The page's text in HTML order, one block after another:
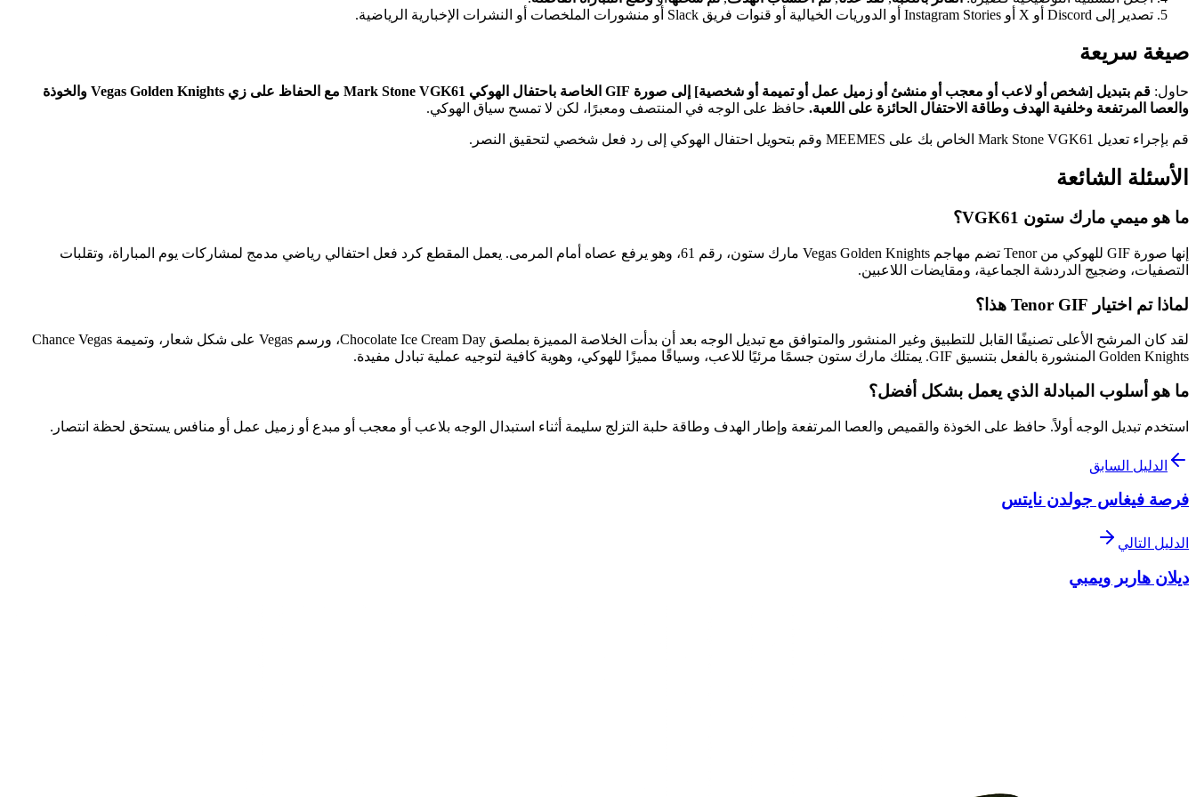
تصدير إلى Discord أو X أو Instagram Stories أو الدوريات الخيالية أو قنوات فريق Slack أو منشورات الملخصات أو النشرات الإخبارية الرياضية.
صيغة سريعة
حاول:
قم بتبديل [شخص أو لاعب أو معجب أو منشئ أو زميل عمل أو تميمة أو شخصية] إلى صورة GIF الخاصة باحتفال الهوكي Mark Stone VGK61 مع الحفاظ على زي Vegas Golden Knights والخوذة
والعصا المرتفعة وخلفية الهدف وطاقة الاحتفال الحائزة على اللعبة. حافظ على الوجه في المنتصف ومعبرًا، لكن لا تمسح سياق الهوكي.
قم بإجراء تعديل Mark Stone VGK61 الخاص بك على MEEMES وقم بتحويل احتفال الهوكي إلى رد فعل شخصي لتحقيق النصر.
الأسئلة الشائعة
ما هو ميمي مارك ستون VGK61؟
إنها صورة GIF للهوكي من Tenor تضم مهاجم Vegas Golden Knights مارك ستون، رقم 61، وهو يرفع عصاه أمام المرمى. يعمل المقطع كرد فعل احتفالي رياضي مدمج لمشاركات يوم المباراة، وتقلبات
التصفيات، وضجيج الدردشة الجماعية، ومقايضات اللاعبين.
لماذا تم اختيار Tenor GIF هذا؟
لقد كان المرشح الأعلى تصنيفًا القابل للتطبيق وغير المنشور والمتوافق مع تبديل الوجه بعد أن بدأت الخلاصة المميزة بملصق Chocolate Ice Cream Day، ورسم Vegas على شكل شعار، وتميمة Chance Vegas
Golden Knights المنشورة بالفعل بتنسيق GIF. يمتلك مارك ستون جسمًا مرئيًا للاعب، وسياقًا مميزًا للهوكي، وهوية كافية لتوجيه عملية تبادل مفيدة.
ما هو أسلوب المبادلة الذي يعمل بشكل أفضل؟
استخدم تبديل الوجه أولاً. حافظ على الخوذة والقميص والعصا المرتفعة وإطار الهدف وطاقة حلبة التزلج سليمة أثناء استبدال الوجه بلاعب أو معجب أو مبدع أو زميل عمل أو منافس يستحق لحظة انتصار.
الدليل السابق
فرصة فيغاس جولدن نايتس
الدليل التالي
ديلان هاربر ويمبي